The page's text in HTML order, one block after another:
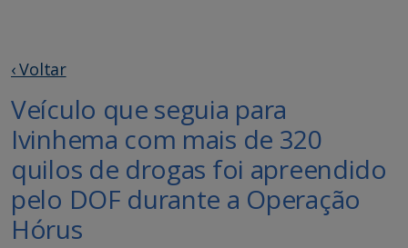
‹ Voltar
Veículo que seguia para
Ivinhema com mais de 320
quilos de drogas foi apreendido
pelo DOF durante a Operação
Hórus